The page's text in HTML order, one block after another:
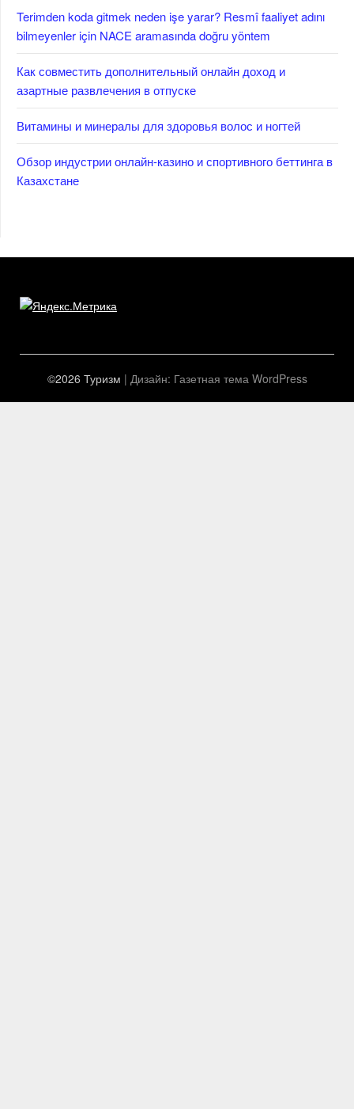
Terimden koda gitmek neden işe yarar? Resmî faaliyet adını
bilmeyenler için NACE aramasında doğru yöntem
Как совместить дополнительный онлайн доход и
азартные развлечения в отпуске
Витамины и минералы для здоровья волос и ногтей
Обзор индустрии онлайн-казино и спортивного беттинга в
Казахстане
©2026 Туризм | Дизайн: Газетная тема WordPress